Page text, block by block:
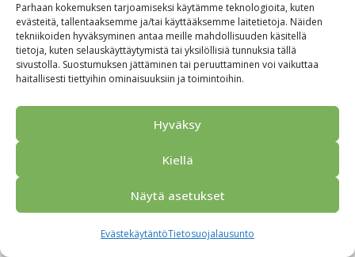
Parhaan kokemuksen tarjoamiseksi käytämme teknologioita, kuten
evästeitä, tallentaaksemme ja/tai käyttääksemme laitetietoja. Näiden
tekniikoiden hyväksyminen antaa meille mahdollisuuden käsitellä
tietoja, kuten selauskäyttäytymistä tai yksilöllisiä tunnuksia tällä
sivustolla. Suostumuksen jättäminen tai peruuttaminen voi vaikuttaa
haitallisesti tiettyihin ominaisuuksiin ja toimintoihin.
Hyväksy
Kiellä
Näytä asetukset
EvästekäytäntöTietosuojalausunto
Alkuun Ryhmille Kokous & Ohjelmat
Yhteistyökumppanit
Tarjouspyyntö
Anna palautetta
Tietosuojaseloste
© 2026 Porvoo Tours - matkanjärjestäjä / FPW